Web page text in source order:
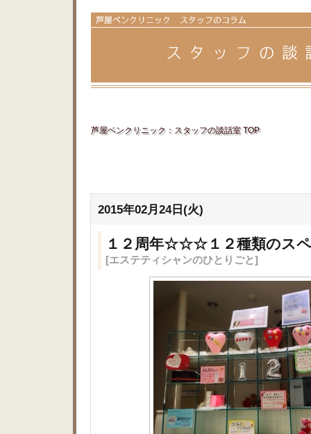
芦屋ベンクリニック：スタッフの談話室 TOP
2015年02月24日(火)
１２周年☆☆☆１２種類のス
[エステティシャンのひとりごと]